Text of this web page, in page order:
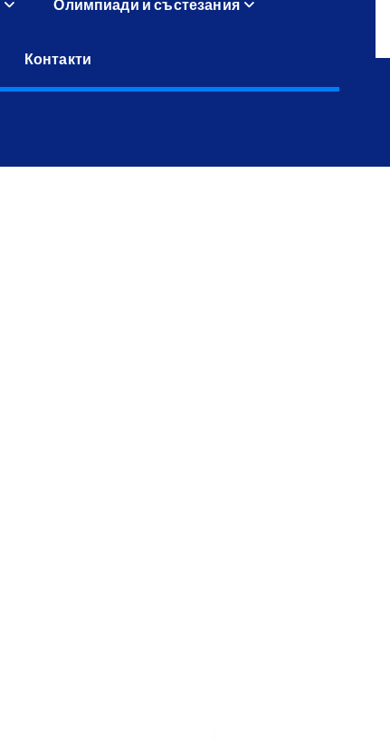
Олимпиади и състезания
Контакти